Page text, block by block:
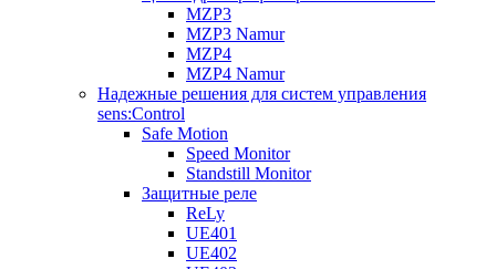
MZP3
MZP3 Namur
MZP4
MZP4 Namur
Надежные решения для систем управления
sens:Control
Safe Motion
Speed Monitor
Standstill Monitor
Защитные реле
ReLy
UE401
UE402